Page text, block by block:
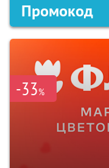
Промокод
-33%